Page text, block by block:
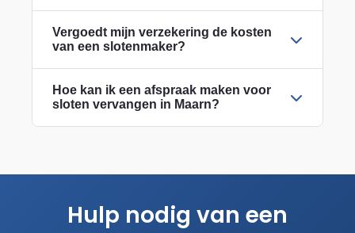
Vergoedt mijn verzekering de kosten
van een slotenmaker?
Hoe kan ik een afspraak maken voor
sloten vervangen in Maarn?
Hulp nodig van een